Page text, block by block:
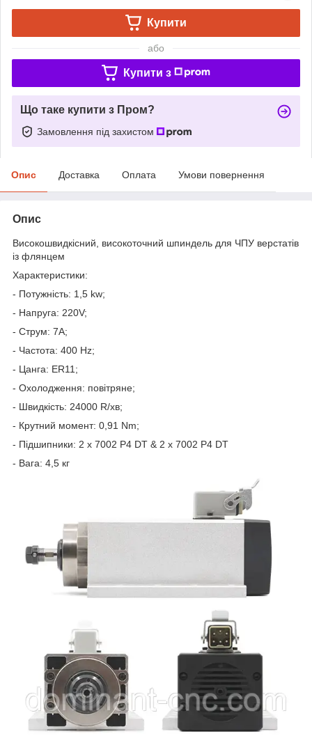
Купити
або
Купити з
Що таке купити з Пром?
Замовлення під захистом
Опис Доставка Оплата Умови повернення
Опис
Високошвидкісний, високоточний шпиндель для ЧПУ верстатів
із флянцем
Характеристики:
- Потужність: 1,5 kw;
- Напруга: 220V;
- Струм: 7А;
- Частота: 400 Hz;
- Цанга: ER11;
- Охолодження: повітряне;
- Швидкість: 24000 R/хв;
- Крутний момент: 0,91 Nm;
- Підшипники: 2 x 7002 P4 DT & 2 x 7002 P4 DT
- Вага: 4,5 кг